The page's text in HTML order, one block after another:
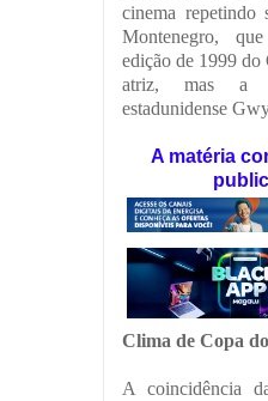
cinema repetindo
Montenegro,
edição de 1999 do
atriz, mas a
estadunidense
A matéria
Clima de Copa
A coincidência